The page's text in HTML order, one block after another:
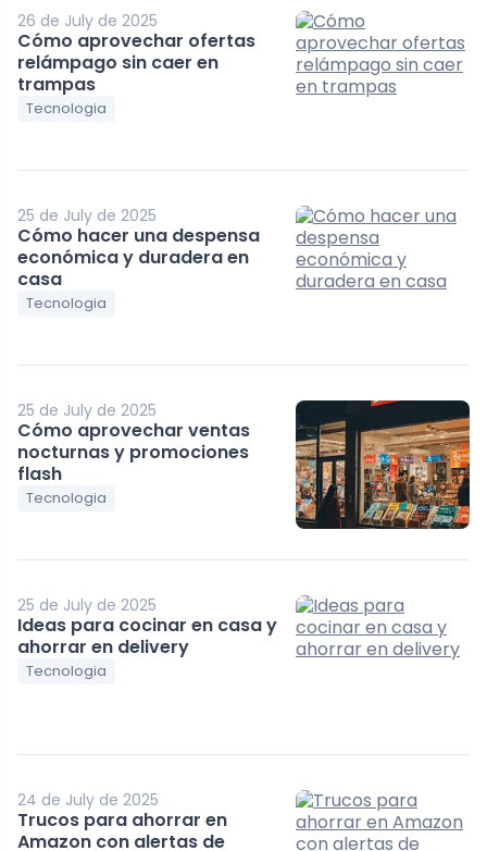
26 de July de 2025
Cómo aprovechar ofertas
relámpago sin caer en
trampas
Tecnologia
25 de July de 2025
Cómo hacer una despensa
económica y duradera en
casa
Tecnologia
25 de July de 2025
Cómo aprovechar ventas
nocturnas y promociones
flash
Tecnologia
25 de July de 2025
Ideas para cocinar en casa y
ahorrar en delivery
Tecnologia
24 de July de 2025
Trucos para ahorrar en
Amazon con alertas de